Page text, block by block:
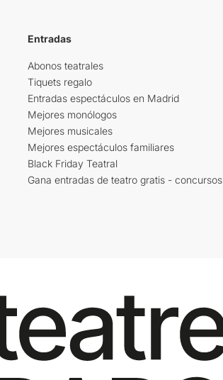
Entradas
Abonos teatrales
Tiquets regalo
Entradas espectáculos en Madrid
Mejores monólogos
Mejores musicales
Mejores espectáculos familiares
Black Friday Teatral
Gana entradas de teatro gratis - concursos